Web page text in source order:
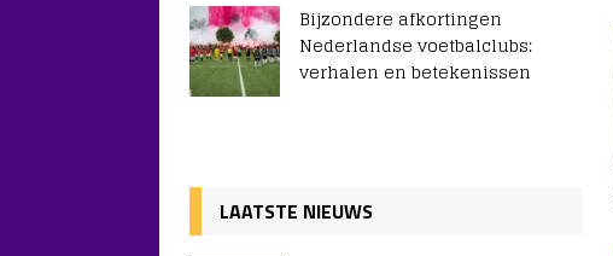
Bijzondere afkortingen
Nederlandse voetbalclubs:
verhalen en betekenissen
LAATSTE NIEUWS